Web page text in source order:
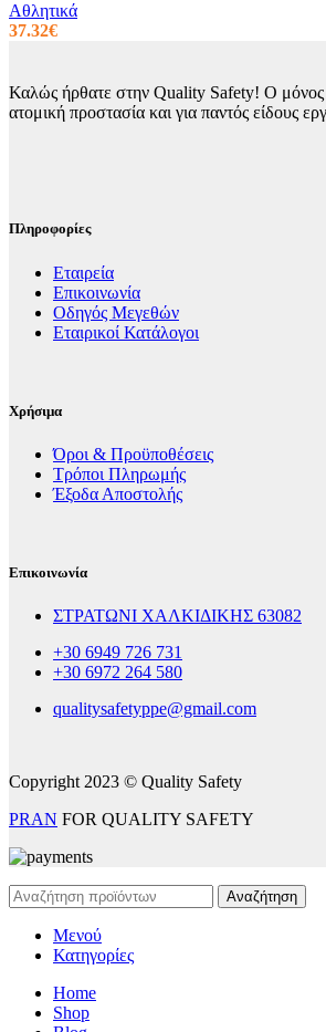
επιλεγούν
του
προϊόντος
Αθλητικά
37.32€
Καλώς ήρθατε στην Quality Safety! Ο μόνος
ατομική προστασία και για παντός είδους
Πληροφορίες
Εταιρεία
Επικοινωνία
Οδηγός Μεγεθών
Εταιρικοί Κατάλογοι
Χρήσιμα
Όροι & Προϋποθέσεις
Τρόποι Πληρωμής
Έξοδα Αποστολής
Επικοινωνία
ΣΤΡΑΤΩΝΙ ΧΑΛΚΙΔΙΚΗΣ 63082
+30 6949 726 731
+30 6972 264 580
qualitysafetyppe@gmail.com
Copyright 2023 © Quality Safety
PRAN FOR QUALITY SAFETY
Αναζήτηση
Μενού
Κατηγορίες
Home
Shop